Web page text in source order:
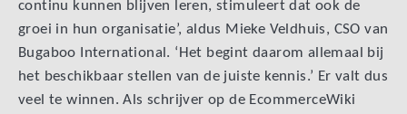
continu kunnen blijven leren, stimuleert dat ook de
groei in hun organisatie’, aldus Mieke Veldhuis, CSO van
Bugaboo International. ‘Het begint daarom allemaal bij
het beschikbaar stellen van de juiste kennis.’ Er valt dus
veel te winnen. Als schrijver op de EcommerceWiki